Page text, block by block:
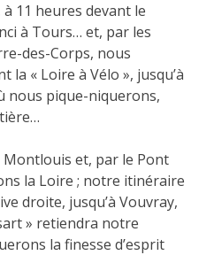
11 heures devant le
à Tours… et, par les
des-Corps, nous
la « Loire à Vélo », jusqu’à
nous pique-niquerons,
et, par le Pont
la Loire ; notre itinéraire
droite, jusqu’à Vouvray,
» retiendra notre
la finesse d’esprit